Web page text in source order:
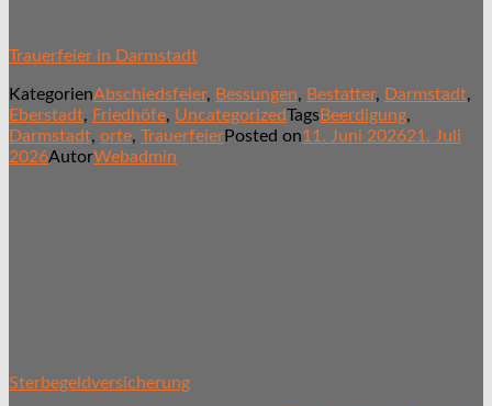
Trauerfeier in Darmstadt
KategorienAbschiedsfeier, Bessungen, Bestatter, Darmstadt,
Eberstadt, Friedhöfe, UncategorizedTagsBeerdigung,
Darmstadt, orte, TrauerfeierPosted on11. Juni 202621. Juli
2026AutorWebadmin
Sterbegeldversicherung